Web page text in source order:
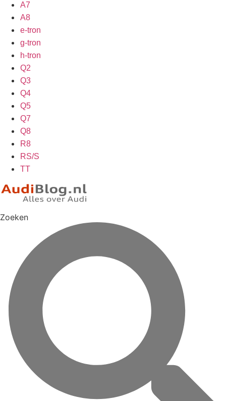
A7
A8
e-tron
g-tron
h-tron
Q2
Q3
Q4
Q5
Q7
Q8
R8
RS/S
TT
Zoeken